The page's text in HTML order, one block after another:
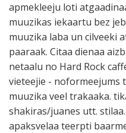
apmekleeju loti
muuzikas iekaartu bez
muuzika laba un cilveeki
paaraak. Citaa dienaa
netaalu no Hard Rock
vieteejie - noformeejums
muuzika veel trakaaka.
shakiras/juanes utt.
apaksvelaa teerpti